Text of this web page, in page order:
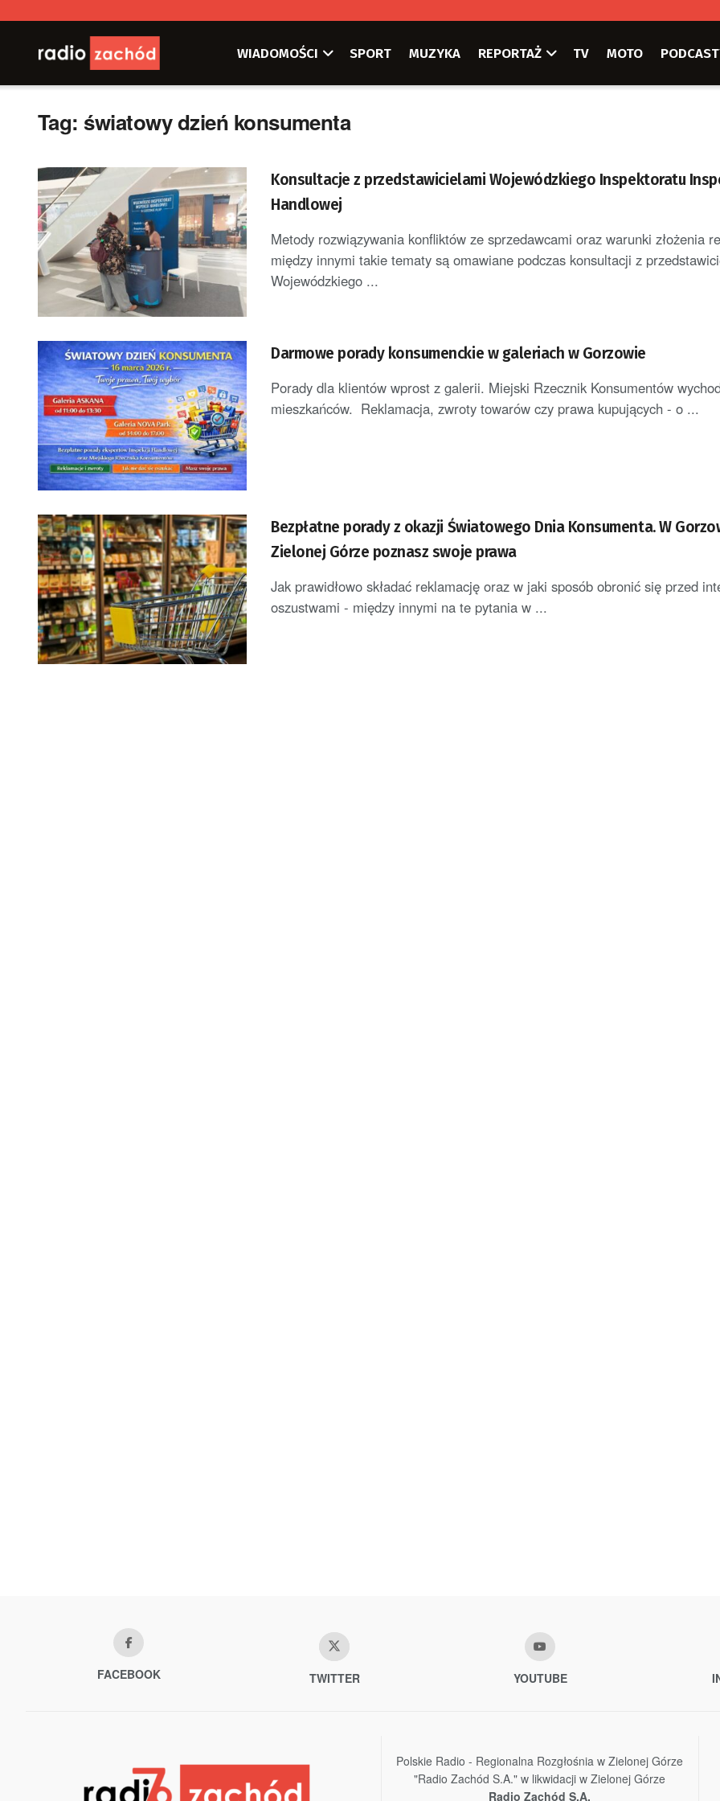
WIADOMOŚCI SPORT MUZYKA REPORTAŻ TV MOTO
Tag: światowy dzień konsumenta
Konsultacje z przedstawicielami Wojewódzkiego Inspektoratu
Handlowej
Metody rozwiązywania konfliktów ze sprzedawcami oraz warunki złożenia
między innymi takie tematy są omawiane podczas konsultacji z
Wojewódzkiego ...
Darmowe porady konsumenckie w galeriach w Gorzowie
Porady dla klientów wprost z galerii. Miejski Rzecznik Konsumentów
mieszkańców. Reklamacja, zwroty towarów czy prawa kupujących - o ...
Bezpłatne porady z okazji Światowego Dnia Konsumenta. W
Zielonej Górze poznasz swoje prawa
Jak prawidłowo składać reklamację oraz w jaki sposób obronić się przed
oszustwami - między innymi na te pytania w ...
FACEBOOK TWITTER YOUTUBE
Polskie Radio - Regionalna Rozgłośnia w Zielonej Górze
"Radio Zachód S.A." w likwidacji w Zielonej Górze
Radio Zachód S.A.